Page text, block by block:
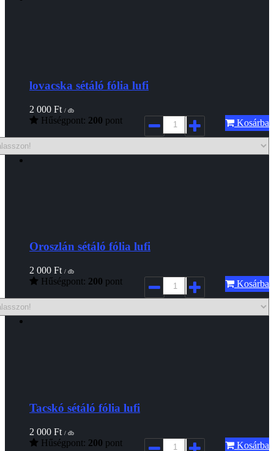
lovacska sétáló fólia lufi
2 000 Ft / db
Hűségpont: 200 pont Kosárba
Oroszlán sétáló fólia lufi
2 000 Ft / db
Hűségpont: 200 pont Kosárba
Tacskó sétáló fólia lufi
2 000 Ft / db
Hűségpont: 200 pont Kosárba